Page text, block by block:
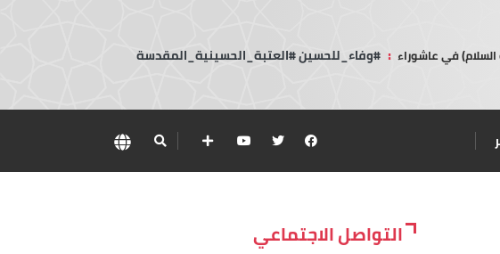
في عاشوراء : #وفاء_للحسين #العتبة_الحسينية_المقدسة
التواصل الاجتماعي